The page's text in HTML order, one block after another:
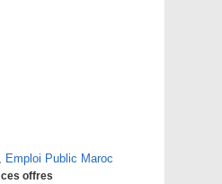
, Emploi Public Maroc
offres